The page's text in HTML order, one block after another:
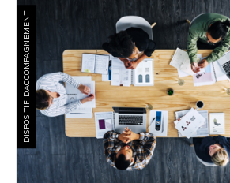
DISPOSITIF D’ACCOMPAGNEMENT